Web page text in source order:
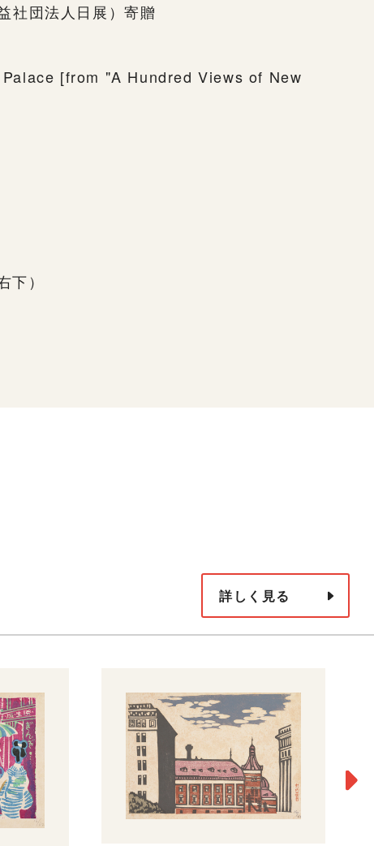
社団法人日展）寄贈
[from "A Hundred Views of New
）
詳しく見る